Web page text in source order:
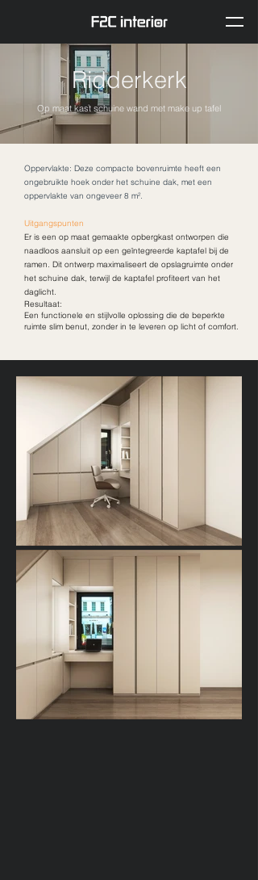
Ridderkerk
Op maat kast schuine wand met make up tafel
Oppervlakte: Deze compacte bovenruimte heeft een
ongebruikte hoek onder het schuine dak, met een
oppervlakte van ongeveer 8 m².
Uitgangspunten
Er is een op maat gemaakte opbergkast ontworpen die
naadloos aansluit op een geïntegreerde kaptafel bij de
ramen. Dit ontwerp maximaliseert de opslagruimte onder
het schuine dak, terwijl de kaptafel profiteert van het
daglicht.
Resultaat:
Een functionele en stijlvolle oplossing die de beperkte
ruimte slim benut, zonder in te leveren op licht of comfort.